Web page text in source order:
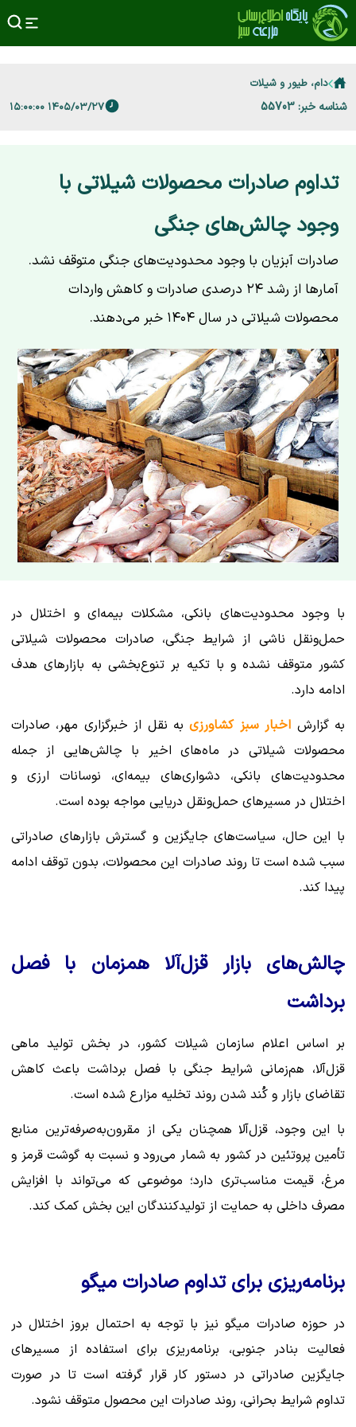
دام، طیور و شیلات
شناسه خبر: 55703 ۱۴۰۵/۰۳/۲۷ ۱۵:۰۰:۰۰
تداوم صادرات محصولات شیلاتی با
وجود چالش‌های جنگی
صادرات آبزیان با وجود محدودیت‌های جنگی متوقف نشد.
آمارها از رشد ۲۴ درصدی صادرات و کاهش واردات
محصولات شیلاتی در سال ۱۴۰۴ خبر می‌دهند.
با وجود محدودیت‌های بانکی، مشکلات بیمه‌ای و اختلال در
حمل‌ونقل ناشی از شرایط جنگی، صادرات محصولات شیلاتی
کشور متوقف نشده و با تکیه بر تنوع‌بخشی به بازارهای هدف
ادامه دارد.
به گزارش اخبار سبز کشاورزیبه نقل از خبرگزاری مهر، صادرات
محصولات شیلاتی در ماه‌های اخیر با چالش‌هایی از جمله
محدودیت‌های بانکی، دشواری‌های بیمه‌ای، نوسانات ارزی و
اختلال در مسیرهای حمل‌ونقل دریایی مواجه بوده است.
با این حال، سیاست‌های جایگزین و گسترش بازارهای صادراتی
سبب شده است تا روند صادرات این محصولات، بدون توقف ادامه
پیدا کند.
چالش‌های بازار قزل‌آلا همزمان با فصل
برداشت
بر اساس اعلام سازمان شیلات کشور، در بخش تولید ماهی
قزل‌آلا، هم‌زمانی شرایط جنگی با فصل برداشت باعث کاهش
تقاضای بازار و کُند شدن روند تخلیه مزارع شده است.
با این وجود، قزل‌آلا همچنان یکی از مقرون‌به‌صرفه‌ترین منابع
تأمین پروتئین در کشور به شمار می‌رود و نسبت به گوشت قرمز و
مرغ، قیمت مناسب‌تری دارد؛ موضوعی که می‌تواند با افزایش
مصرف داخلی به حمایت از تولیدکنندگان این بخش کمک کند.
برنامه‌ریزی برای تداوم صادرات میگو
در حوزه صادرات میگو نیز با توجه به احتمال بروز اختلال در
فعالیت بنادر جنوبی، برنامه‌ریزی برای استفاده از مسیرهای
جایگزین صادراتی در دستور کار قرار گرفته است تا در صورت
تداوم شرایط بحرانی، روند صادرات این محصول متوقف نشود.